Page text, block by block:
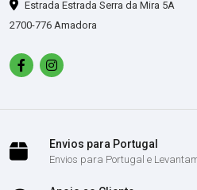
Estrada Estrada Serra da Mira 5A
2700-776 Amadora
Envios para Portugal
Envios para Portugal e